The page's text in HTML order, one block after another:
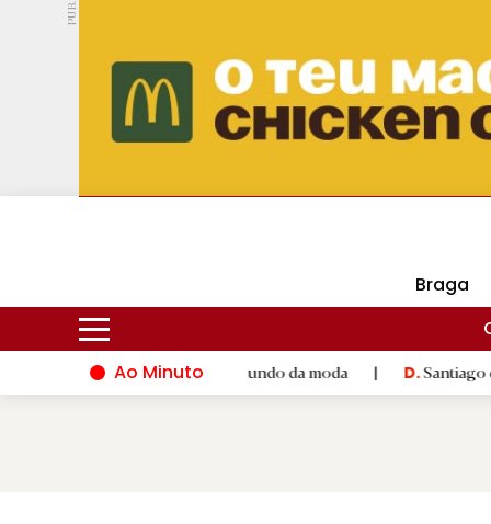
PUB.
Hoje 16ºC 28ºC DMtv
Braga
Ao Minuto
e à inovação do mundo da moda | D.Santiago de